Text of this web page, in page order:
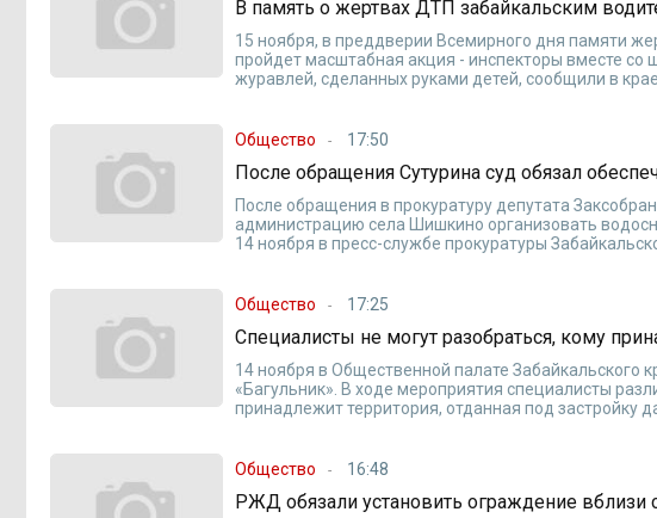
В память о жертвах ДТП забайкальским
15 ноября, в преддверии Всемирного дня памяти
пройдет масштабная акция - инспекторы вместе
журавлей, сделанных руками детей, сообщили в
Общество 17:50
После обращения Сутурина суд обязал
После обращения в прокуратуру депутата
администрацию села Шишкино организовать
14 ноября в пресс-службе прокуратуры
Общество 17:25
Специалисты не могут разобраться, кому
14 ноября в Общественной палате
«Багульник». В ходе мероприятия специалисты
принадлежит территория, отданная под застройку
Общество 16:48
РЖД обязали установить ограждение